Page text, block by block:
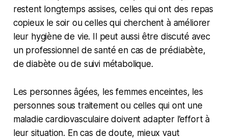
restent longtemps assises, celles qui ont des repas
copieux le soir ou celles qui cherchent à améliorer
leur hygiène de vie. Il peut aussi être discuté avec
un professionnel de santé en cas de prédiabète,
de diabète ou de suivi métabolique.
Les personnes âgées, les femmes enceintes, les
personnes sous traitement ou celles qui ont une
maladie cardiovasculaire doivent adapter l’effort à
leur situation. En cas de doute, mieux vaut